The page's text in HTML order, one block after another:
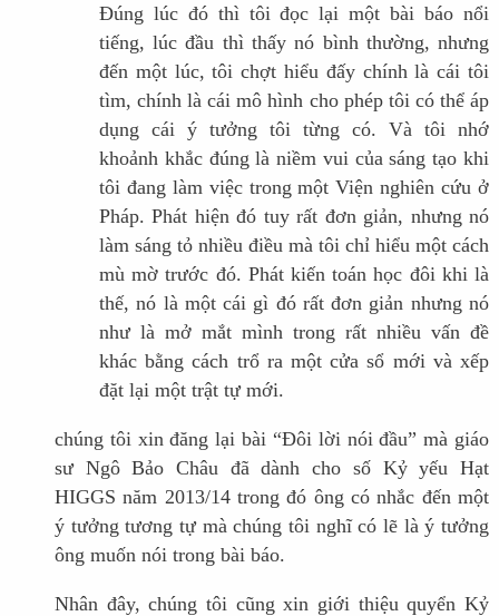
Đúng lúc đó thì tôi đọc lại một bài báo nổi
tiếng, lúc đầu thì thấy nó bình thường, nhưng
đến một lúc, tôi chợt hiểu đấy chính là cái tôi
tìm, chính là cái mô hình cho phép tôi có thể áp
dụng cái ý tưởng tôi từng có. Và tôi nhớ
khoảnh khắc đúng là niềm vui của sáng tạo khi
tôi đang làm việc trong một Viện nghiên cứu ở
Pháp. Phát hiện đó tuy rất đơn giản, nhưng nó
làm sáng tỏ nhiều điều mà tôi chỉ hiểu một cách
mù mờ trước đó. Phát kiến toán học đôi khi là
thế, nó là một cái gì đó rất đơn giản nhưng nó
như là mở mắt mình trong rất nhiều vấn đề
khác bằng cách trổ ra một cửa sổ mới và xếp
đặt lại một trật tự mới.
chúng tôi xin đăng lại bài “Đôi lời nói đầu” mà giáo
sư Ngô Bảo Châu đã dành cho số Kỷ yếu Hạt
HIGGS năm 2013/14 trong đó ông có nhắc đến một
ý tưởng tương tự mà chúng tôi nghĩ có lẽ là ý tưởng
ông muốn nói trong bài báo.
Nhân đây, chúng tôi cũng xin giới thiệu quyển Kỷ